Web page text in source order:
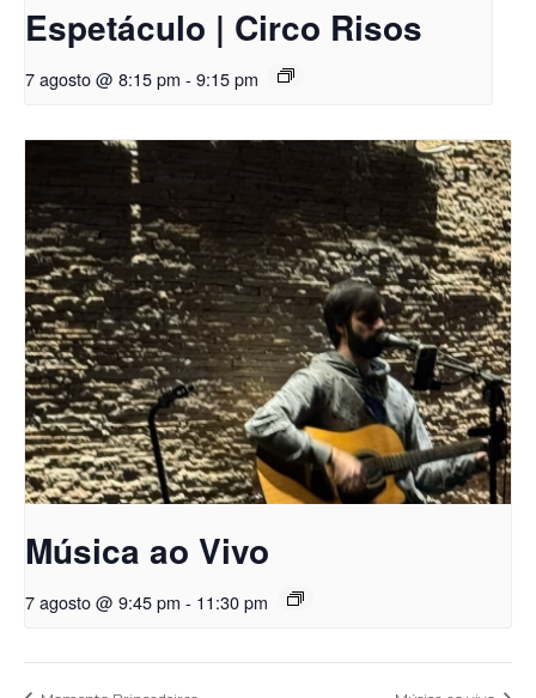
Espetáculo | Circo Risos
7 agosto @ 8:15 pm - 9:15 pm
Música ao Vivo
7 agosto @ 9:45 pm - 11:30 pm